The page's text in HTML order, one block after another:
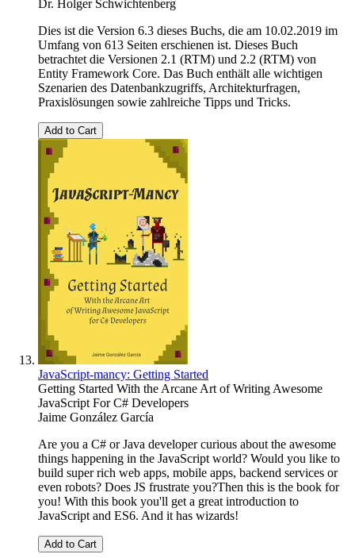
Dr. Holger Schwichtenberg
Dies ist die Version 6.3 dieses Buchs, die am 10.02.2019 im
Umfang von 613 Seiten erschienen ist. Dieses Buch
betrachtet die Versionen 2.1 (RTM) und 2.2 (RTM) von
Entity Framework Core. Das Buch enthält alle wichtigen
Szenarien des Datenbankzugriffs, Architekturfragen,
Praxislösungen sowie zahlreiche Tipps und Tricks.
Add to Cart
JavaScript-mancy: Getting Started
Getting Started With the Arcane Art of Writing Awesome
JavaScript For C# Developers
Jaime González García
Are you a C# or Java developer curious about the awesome
things happening in the JavaScript world? Would you like to
build super rich web apps, mobile apps, backend services or
even robots? Does JS frustrate you?Then this is the book for
you! With this book you'll get a great introduction to
JavaScript and ES6. And it has wizards!
Add to Cart